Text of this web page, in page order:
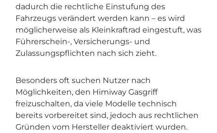
dadurch die rechtliche Einstufung des
Fahrzeugs verändert werden kann – es wird
möglicherweise als Kleinkraftrad eingestuft, was
Führerschein-, Versicherungs- und
Zulassungspflichten nach sich zieht.
Besonders oft suchen Nutzer nach
Möglichkeiten, den Himiway Gasgriff
freizuschalten, da viele Modelle technisch
bereits vorbereitet sind, jedoch aus rechtlichen
Gründen vom Hersteller deaktiviert wurden.